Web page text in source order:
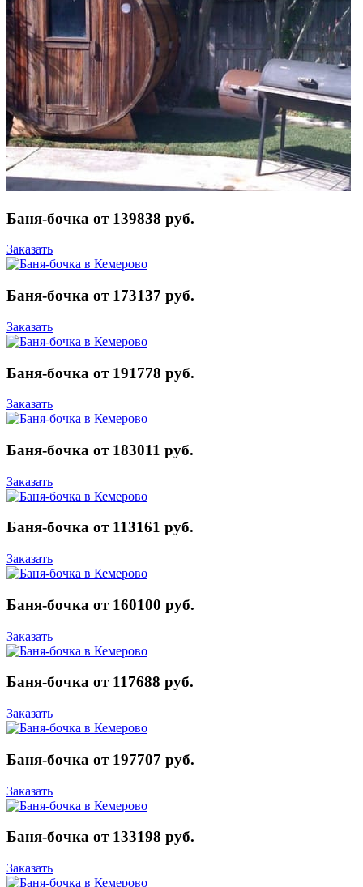
Баня-бочка от 139838 руб.
Заказать
Баня-бочка от 173137 руб.
Заказать
Баня-бочка от 191778 руб.
Заказать
Баня-бочка от 183011 руб.
Заказать
Баня-бочка от 113161 руб.
Заказать
Баня-бочка от 160100 руб.
Заказать
Баня-бочка от 117688 руб.
Заказать
Баня-бочка от 197707 руб.
Заказать
Баня-бочка от 133198 руб.
Заказать